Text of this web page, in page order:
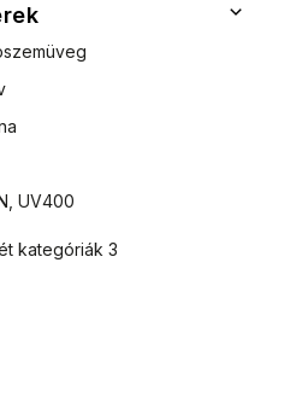
UV400
kategóriák 3